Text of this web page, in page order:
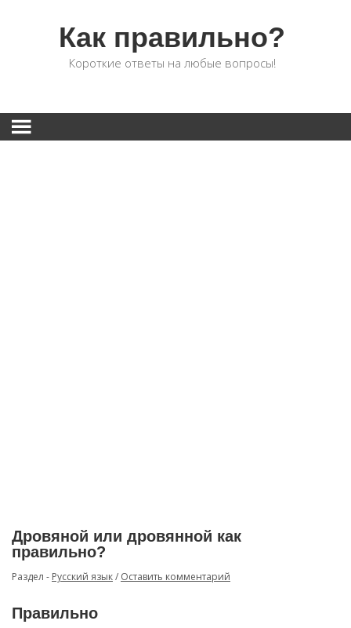
Как правильно?
Короткие ответы на любые вопросы!
Дровяной или дровянной как
правильно?
Раздел - Русский язык/ Оставить комментарий
Правильно